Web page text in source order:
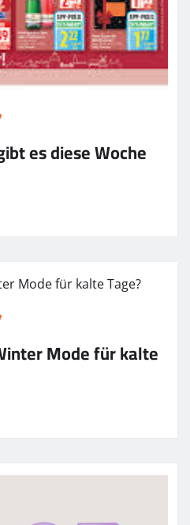
es diese Woche
Mode für kalte